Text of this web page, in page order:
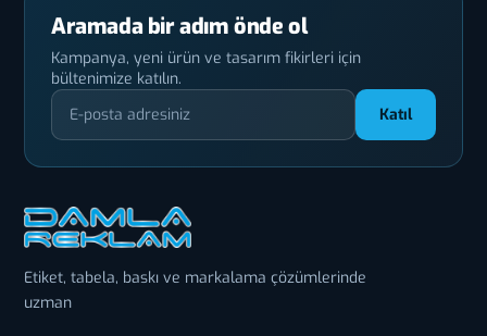
Aramada bir adım önde ol
Kampanya, yeni ürün ve tasarım fikirleri için
bültenimize katılın.
Katıl
Etiket, tabela, baskı ve markalama çözümlerinde
uzman